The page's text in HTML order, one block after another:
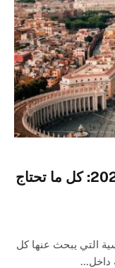
دليل تصريح الإقامة في إيطاليا 2027: كل ما تحتاج
التي يبحث عنها كل
داخل…